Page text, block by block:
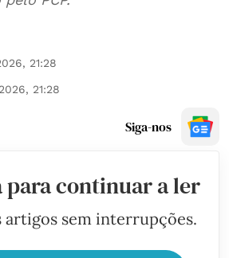
21:28
21:28
Siga-nos
para continuar a ler
artigos sem interrupções.